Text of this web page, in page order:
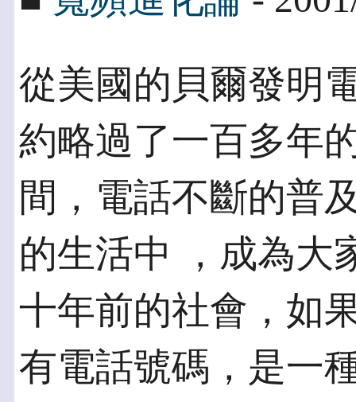
從美國的貝爾發明
約略過了一百多年
間，電話不斷的普
的生活中 ，成為大
十年前的社會，如
有電話號碼，是一